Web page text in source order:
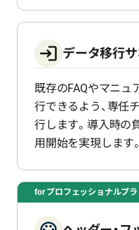
データ移行
既存のFAQやマニュ
行できるよう、専任
行します。導入時の
用開始を実現します。
for プロフェッショナルプ